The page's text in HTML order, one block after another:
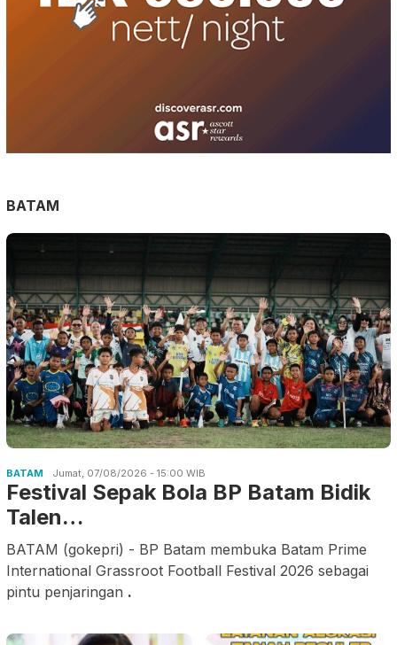
BATAM
BATAM Jumat, 07/08/2026 - 15:00 WIB
Festival Sepak Bola BP Batam Bidik
Talen…
BATAM (gokepri) - BP Batam membuka Batam Prime
International Grassroot Football Festival 2026 sebagai
pintu penjaringan .